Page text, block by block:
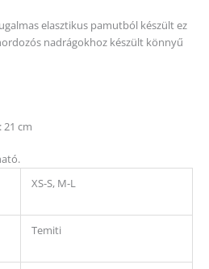
elasztikus pamutból készült ez
nadrágokhoz készült könnyű
cm
XS-S, M-L
Temiti